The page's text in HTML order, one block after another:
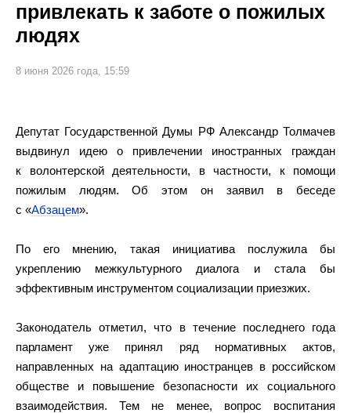
привлекать к заботе о пожилых
людях
8 июня 2026 года, 15:59
Депутат Государственной Думы РФ Александр Толмачев
выдвинул идею о привлечении иностранных граждан
к волонтерской деятельности, в частности, к помощи
пожилым людям. Об этом он заявил в беседе
с «Абзацем».
По его мнению, такая инициатива послужила бы
укреплению межкультурного диалога и стала бы
эффективным инструментом социализации приезжих.
Законодатель отметил, что в течение последнего года
парламент уже принял ряд нормативных актов,
направленных на адаптацию иностранцев в российском
обществе и повышение безопасности их социального
взаимодействия. Тем не менее, вопрос воспитания